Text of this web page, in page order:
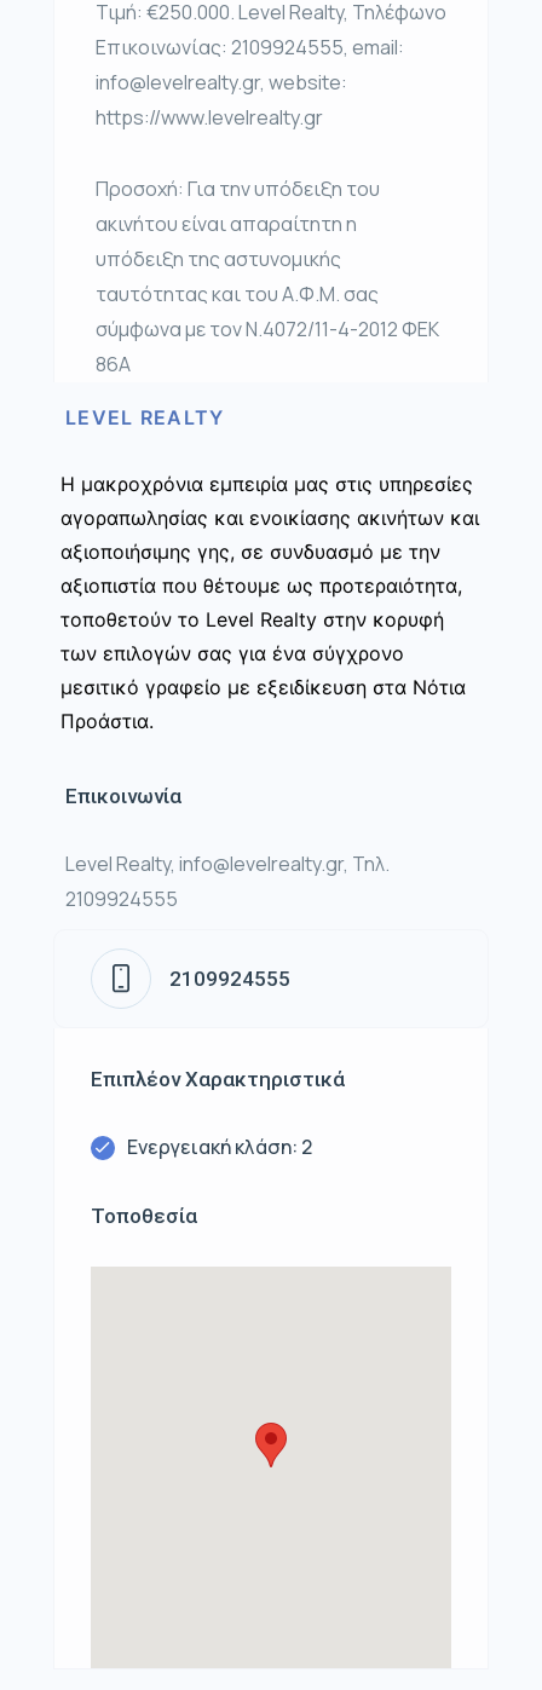
Τιμή: €250.000. Level Realty, Τηλέφωνο
Επικοινωνίας: 2109924555, email:
info@levelrealty.gr, website:
https://www.levelrealty.gr
Προσοχή: Για την υπόδειξη του
ακινήτου είναι απαραίτητη η
υπόδειξη της αστυνομικής
ταυτότητας και του Α.Φ.Μ. σας
σύμφωνα με τον Ν.4072/11-4-2012 ΦΕΚ
86Α
LEVEL REALTY
Η μακροχρόνια εμπειρία μας στις υπηρεσίες
αγοραπωλησίας και ενοικίασης ακινήτων και
αξιοποιήσιμης γης, σε συνδυασμό με την
αξιοπιστία που θέτουμε ως προτεραιότητα,
τοποθετούν το Level Realty στην κορυφή
των επιλογών σας για ένα σύγχρονο
μεσιτικό γραφείο με εξειδίκευση στα Νότια
Προάστια.
Επικοινωνία
Level Realty, info@levelrealty.gr, Τηλ.
2109924555
2109924555
Επιπλέον Χαρακτηριστικά
Ενεργειακή κλάση: 2
Τοποθεσία